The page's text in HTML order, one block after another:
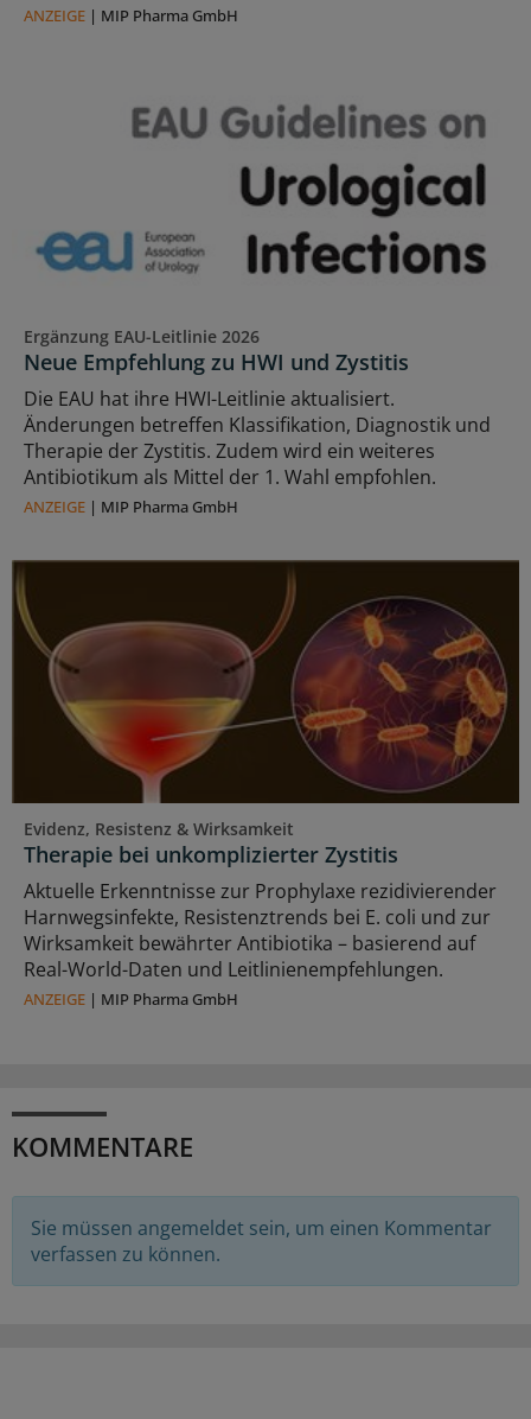
ANZEIGE | MIP Pharma GmbH
Ergänzung EAU-Leitlinie 2026
Neue Empfehlung zu HWI und Zystitis
Die EAU hat ihre HWI-Leitlinie aktualisiert.
Änderungen betreffen Klassifikation, Diagnostik und
Therapie der Zystitis. Zudem wird ein weiteres
Antibiotikum als Mittel der 1. Wahl empfohlen.
ANZEIGE | MIP Pharma GmbH
Evidenz, Resistenz & Wirksamkeit
Therapie bei unkomplizierter Zystitis
Aktuelle Erkenntnisse zur Prophylaxe rezidivierender
Harnwegsinfekte, Resistenztrends bei E. coli und zur
Wirksamkeit bewährter Antibiotika – basierend auf
Real-World-Daten und Leitlinienempfehlungen.
ANZEIGE | MIP Pharma GmbH
KOMMENTARE
Sie müssen angemeldet sein, um einen Kommentar
verfassen zu können.